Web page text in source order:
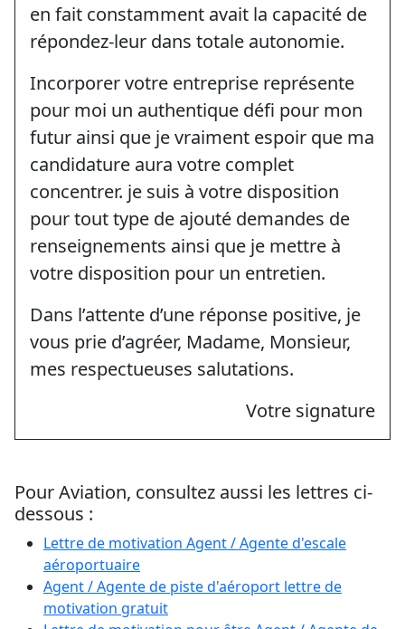
en fait constamment avait la capacité de
répondez-leur dans totale autonomie.
Incorporer votre entreprise représente
pour moi un authentique défi pour mon
futur ainsi que je vraiment espoir que ma
candidature aura votre complet
concentrer. je suis à votre disposition
pour tout type de ajouté demandes de
renseignements ainsi que je mettre à
votre disposition pour un entretien.
Dans l’attente d’une réponse positive, je
vous prie d’agréer, Madame, Monsieur,
mes respectueuses salutations.
Votre signature
Pour Aviation, consultez aussi les lettres ci-
dessous :
Lettre de motivation Agent / Agente d'escale
aéroportuaire
Agent / Agente de piste d'aéroport lettre de
motivation gratuit